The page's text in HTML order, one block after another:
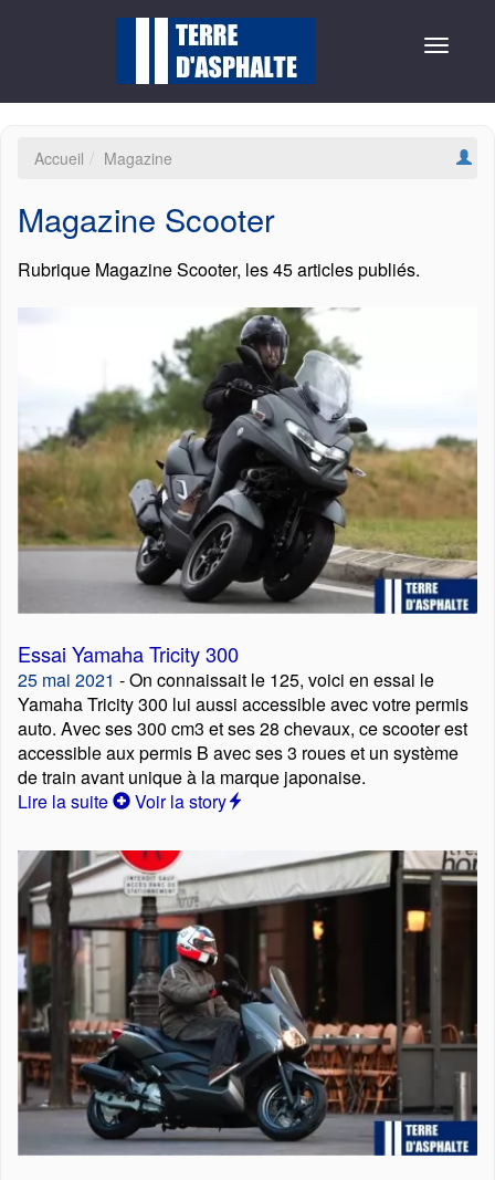
Toggle
Accueil Magazine
Magazine Scooter
Rubrique Magazine Scooter, les 45 articles publiés.
Essai Yamaha Tricity 300
25 mai 2021 - On connaissait le 125, voici en essai le
Yamaha Tricity 300 lui aussi accessible avec votre permis
auto. Avec ses 300 cm3 et ses 28 chevaux, ce scooter est
accessible aux permis B avec ses 3 roues et un système
de train avant unique à la marque japonaise.
Lire la suite
Voir la story